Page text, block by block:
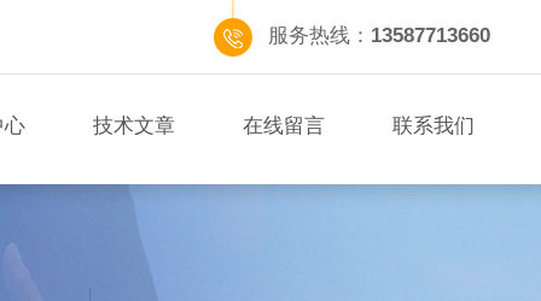
服务热线： 13587713660
心 技术文章 在线留言 联系我们